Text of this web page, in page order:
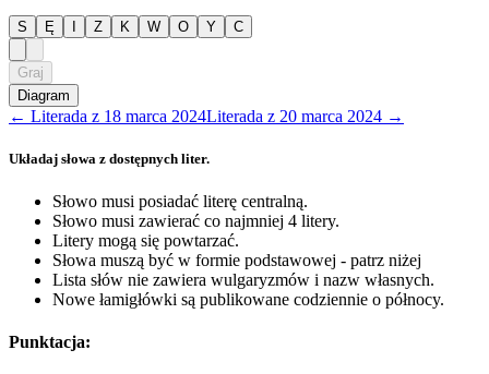
S Ę Z K W O Y C
Graj
Diagram
← Literada z 18 marca 2024Literada z 20 marca 2024 →
Układaj słowa z dostępnych liter.
Słowo musi posiadać literę centralną.
Słowo musi zawierać co najmniej 4 litery.
Litery mogą się powtarzać.
Słowa muszą być w formie podstawowej - patrz niżej
Lista słów nie zawiera wulgaryzmów i nazw własnych.
Nowe łamigłówki są publikowane codziennie o północy.
Punktacja: